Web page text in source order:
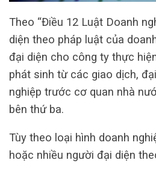
Theo “Điều 12 Luật Doanh
diện theo pháp luật của
đại diện cho công ty thực
phát sinh từ các giao dịch,
nghiệp trước cơ quan nhà
bên thứ ba.
Tùy theo loại hình doanh
hoặc nhiều người đại diện